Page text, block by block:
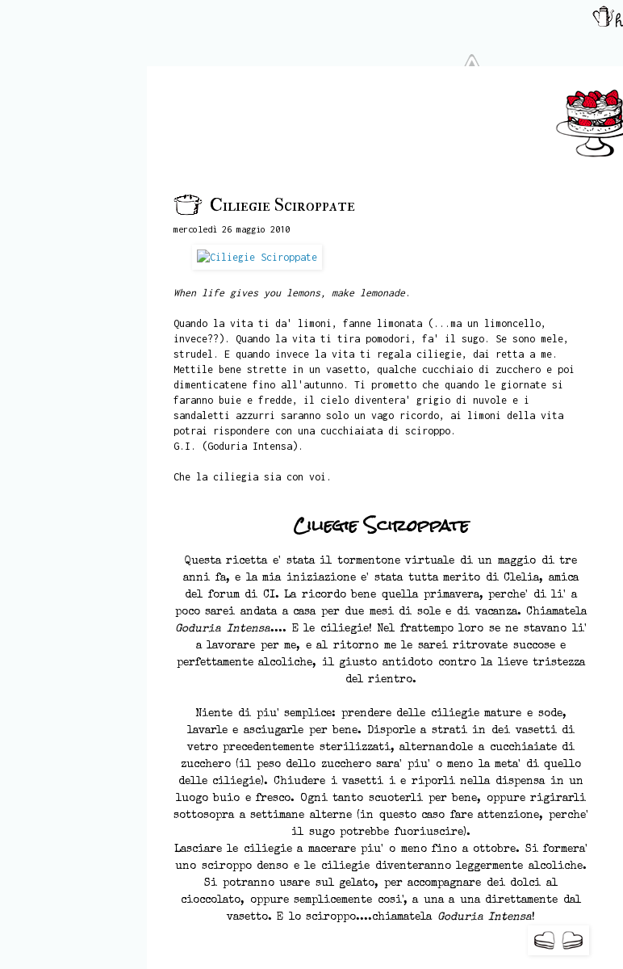
Ciliegie Sciroppate
mercoledì 26 maggio 2010
When life gives you lemons, make lemonade.
Quando la vita ti da' limoni, fanne limonata (...ma un limoncello,
invece??). Quando la vita ti tira pomodori, fa' il sugo. Se sono mele,
strudel. E quando invece la vita ti regala ciliegie, dai retta a me.
Mettile bene strette in un vasetto, qualche cucchiaio di zucchero e poi
dimenticatene fino all'autunno. Ti prometto che quando le giornate si
faranno buie e fredde, il cielo diventera' grigio di nuvole e i
sandaletti azzurri saranno solo un vago ricordo, ai limoni della vita
potrai rispondere con una cucchiaiata di sciroppo.
G.I. (Goduria Intensa).
Che la ciliegia sia con voi.
Ciliegie Sciroppate
Questa ricetta e' stata il tormentone virtuale di un maggio di tre
anni fa, e la mia iniziazione e' stata tutta merito di Clelia, amica
del forum di CI. La ricordo bene quella primavera, perche' di li' a
poco sarei andata a casa per due mesi di sole e di vacanza. Chiamatela
Goduria Intensa.... E le ciliegie! Nel frattempo loro se ne stavano li'
a lavorare per me, e al ritorno me le sarei ritrovate succose e
perfettamente alcoliche, il giusto antidoto contro la lieve tristezza
del rientro.
Niente di piu' semplice: prendere delle ciliegie mature e sode,
lavarle e asciugarle per bene. Disporle a strati in dei vasetti di
vetro precedentemente sterilizzati, alternandole a cucchiaiate di
zucchero (il peso dello zucchero sara' piu' o meno la meta' di quello
delle ciliegie). Chiudere i vasetti i e riporli nella dispensa in un
luogo buio e fresco. Ogni tanto scuoterli per bene, oppure rigirarli
sottosopra a settimane alterne (in questo caso fare attenzione, perche'
il sugo potrebbe fuoriuscire).
Lasciare le ciliegie a macerare piu' o meno fino a ottobre. Si formera'
uno sciroppo denso e le ciliegie diventeranno leggermente alcoliche.
Si potranno usare sul gelato, per accompagnare dei dolci al
cioccolato, oppure semplicemente cosi', a una a una direttamente dal
vasetto. E lo sciroppo....chiamatela Goduria Intensa!